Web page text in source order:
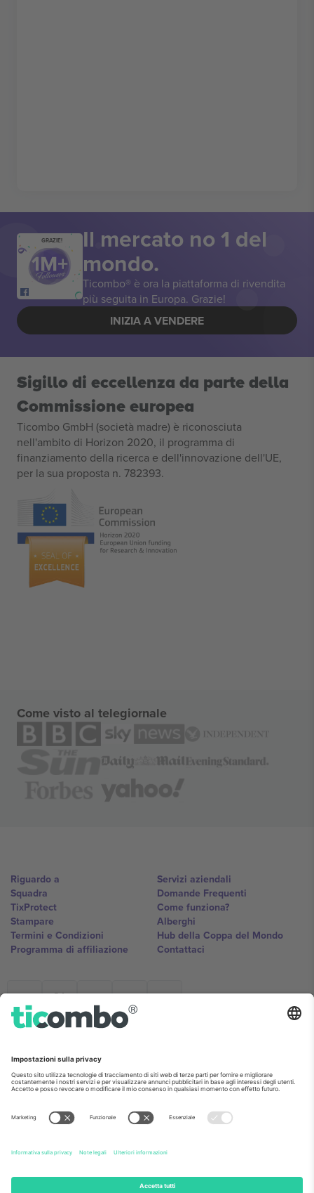
GRAZIE! Il mercato no 1 del
mondo.
Ticombo® è ora la piattaforma di rivendita
più seguita in Europa. Grazie!
INIZIA A VENDERE
Sigillo di eccellenza da parte della
Commissione europea
Ticombo GmbH (società madre) è riconosciuta
nell'ambito di Horizon 2020, il programma di
finanziamento della ricerca e dell'innovazione dell'UE,
per la sua proposta n. 782393.
Come visto al telegiornale
Riguardo a
Squadra
TixProtect
Stampare
Termini e Condizioni
Programma di affiliazione
Servizi aziendali
Domande Frequenti
Come funziona?
Alberghi
Hub della Coppa del Mondo
Contattaci
Ticombo Italia
Mimi Balkanska 132, 1540, Sofia,
base alla località, all'evento e/o al dominio. Per i dettagli controlla la
pagina specifica dell'evento, l'impronta e i termini.,